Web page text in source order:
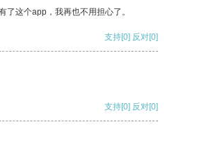
这个app，我再也不用担心了。
支持[0] 反对[0]
支持[0] 反对[0]